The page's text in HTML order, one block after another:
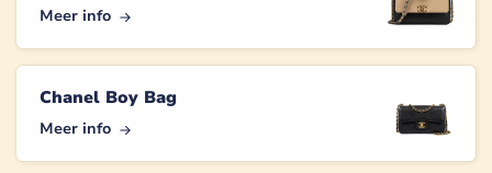
Meer info
Chanel Boy Bag
Meer info